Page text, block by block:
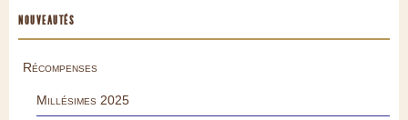
NOUVEAUTÉS
Récompenses
Millésimes 2025